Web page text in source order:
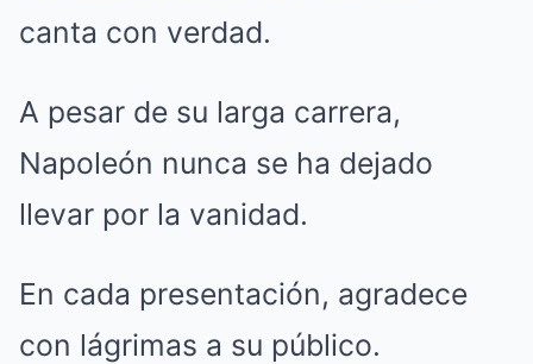
canta con verdad.
A pesar de su larga carrera,
Napoleón nunca se ha dejado
llevar por la vanidad.
En cada presentación, agradece
con lágrimas a su público.